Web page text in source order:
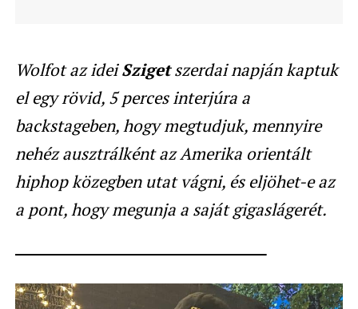
Wolfot az ideiSzigetszerdai napján kaptuk
el egy rövid, 5 perces interjúra a
backstageben, hogy megtudjuk, mennyire
nehéz ausztrálként az Amerika orientált
hiphop közegben utat vágni, és eljöhet-e az
a pont, hogy megunja a saját gigaslágerét.
—————————————————-